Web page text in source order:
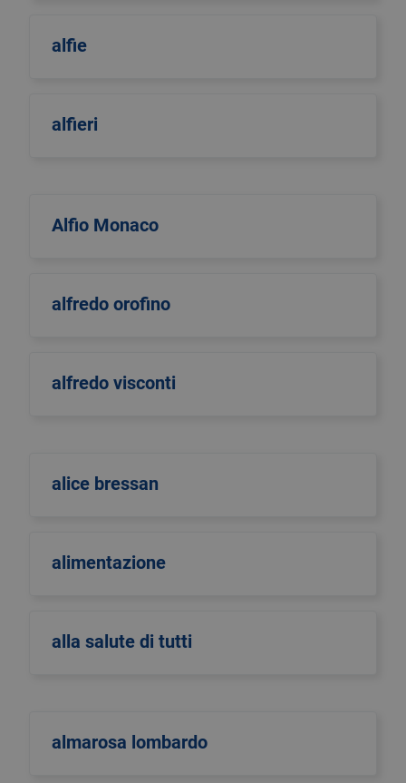
alfie
alfieri
Alfio Monaco
alfredo orofino
alfredo visconti
alice bressan
alimentazione
alla salute di tutti
almarosa lombardo